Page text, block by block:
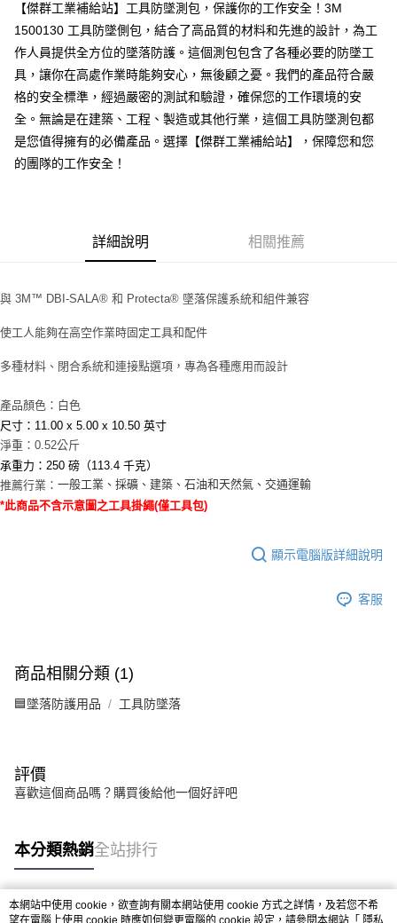
每筆NT$60
新竹物流(大件商品、貨量較大)
每筆NT$200，滿NT$5,000(含以上)免運費
【傑群工業補給站】工具防墜測包，保護你的工作安全！3M
1500130 工具防墜側包，結合了高品質的材料和先進的設計，為工
作人員提供全方位的墜落防護。這個測包包含了各種必要的防墜工
具，讓你在高處作業時能夠安心，無後顧之憂。我們的產品符合嚴
格的安全標準，經過嚴密的測試和驗證，確保您的工作環境的安
全。無論是在建築、工程、製造或其他行業，這個工具防墜測包都
是您值得擁有的必備產品。選擇【傑群工業補給站】，保障您和您
的團隊的工作安全！
詳細說明 相關推薦
與 3M™ DBI-SALA® 和 Protecta® 墜落保護系統和組件兼容
使工人能夠在高空作業時固定工具和配件
多種材料、閉合系統和連接點選項，專為各種應用而設計
產品顏色：白色
尺寸：11.00 x 5.00 x 10.50 英寸
淨重：0.52公斤
承重力：250 磅（113.4 千克）
推薦行業： 一般工業、採礦、建築、石油和天然氣、交通運輸
*此商品不含示意圖之工具掛繩(僅工具包)
顯示電腦版詳細說明
客服
商品相關分類 (1)
🟦墜落防護用品 工具防墜落
評價
喜歡這個商品嗎？購買後給他一個好評吧
本分類熱銷全站排行
熱門標籤
本網站中使用 cookie，欲查詢有關本網站使用 cookie 方式之詳情，及若您不希
望在電腦上使用 cookie 時應如何變更電腦的 cookie 設定，請參閱本網站「 隱私